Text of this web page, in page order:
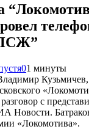
01 минуты
с
Новости.
«Локомотива».